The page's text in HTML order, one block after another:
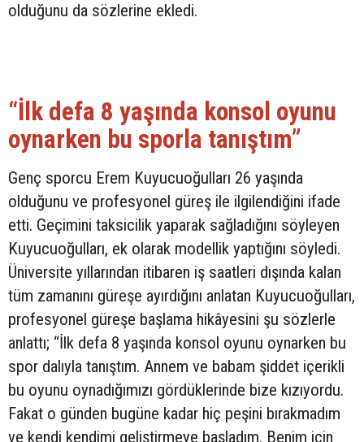
olduğunu da sözlerine ekledi.
“İlk defa 8 yaşında konsol oyunu
oynarken bu sporla tanıştım”
Genç sporcu Erem Kuyucuoğulları 26 yaşında
olduğunu ve profesyonel güreş ile ilgilendiğini ifade
etti. Geçimini taksicilik yaparak sağladığını söyleyen
Kuyucuoğulları, ek olarak modellik yaptığını söyledi.
Üniversite yıllarından itibaren iş saatleri dışında kalan
tüm zamanını güreşe ayırdığını anlatan Kuyucuoğulları,
profesyonel güreşe başlama hikâyesini şu sözlerle
anlattı; “İlk defa 8 yaşında konsol oyunu oynarken bu
spor dalıyla tanıştım. Annem ve babam şiddet içerikli
bu oyunu oynadığımızı gördüklerinde bize kızıyordu.
Fakat o günden bugüne kadar hiç peşini bırakmadım
ve kendi kendimi geliştirmeye başladım. Benim için